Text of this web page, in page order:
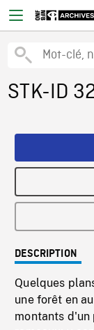
STK-ID
DESCRIPTION
Quelques
une forêt en
montants d'un